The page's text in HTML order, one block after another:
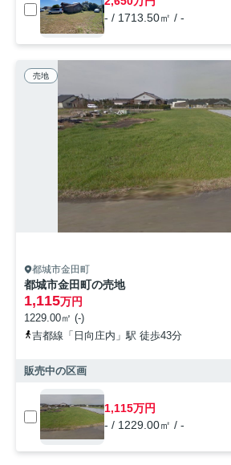
- / 1713.50㎡ / -
売地
都城市金田町
都城市金田町の売地
1,115万円
1229.00㎡ (-)
吉都線「日向庄内」駅 徒歩43分
販売中の区画
1,115万円
- / 1229.00㎡ / -